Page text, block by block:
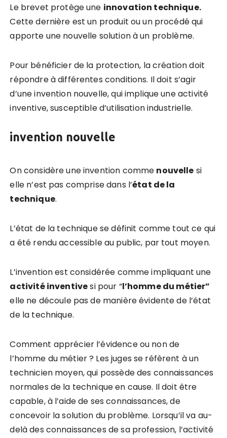
Le brevet protège une innovation technique.
Cette dernière est un produit ou un procédé qui
apporte une nouvelle solution à un problème.
Pour bénéficier de la protection, la création doit
répondre à différentes conditions. Il doit s’agir
d’une invention nouvelle, qui implique une activité
inventive, susceptible d’utilisation industrielle.
invention nouvelle
On considère une invention comme nouvelle si
elle n’est pas comprise dans l’état de la
technique.
L’état de la technique se définit comme tout ce qui
a été rendu accessible au public, par tout moyen.
L’invention est considérée comme impliquant une
activitéinventivesi pour “l’homme du métier”
elle ne découle pas de manière évidente de l’état
de la technique.
Comment apprécier l’évidence ou non de
l’homme du métier ? Les juges se réfèrent à un
technicien moyen, qui possède des connaissances
normales de la technique en cause. Il doit être
capable, à l’aide de ses connaissances, de
concevoir la solution du problème. Lorsqu’il va au-
delà des connaissances de sa profession, l’activité